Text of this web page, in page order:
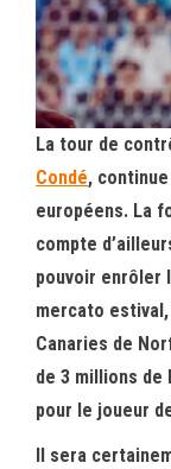
La tour de
Condé,
européens. La
compte
pouvoir enrôler
mercato
Canaries de
de 3 millions de
pour le joueur
Il sera